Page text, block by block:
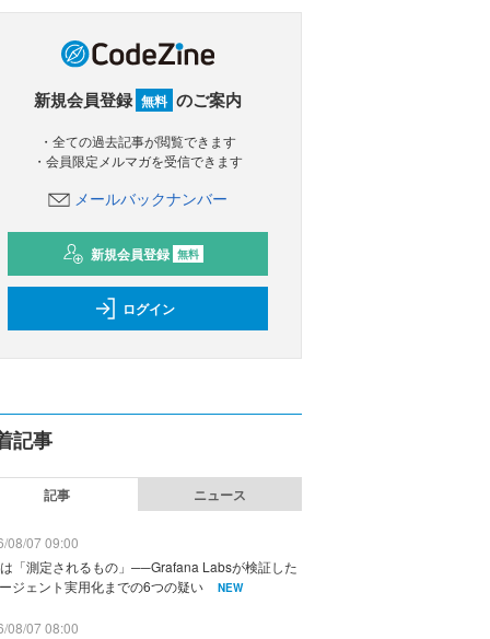
新規会員登録 無料 のご案内
・全ての過去記事が閲覧できます
・会員限定メルマガを受信できます
メールバックナンバー
新規会員登録 無料
ログイン
記事
記事 ニュース
08/07 09:00
「測定されるもの」──Grafana Labsが検証した
ジェント実用化までの6つの疑い
NEW
08/07 08:00